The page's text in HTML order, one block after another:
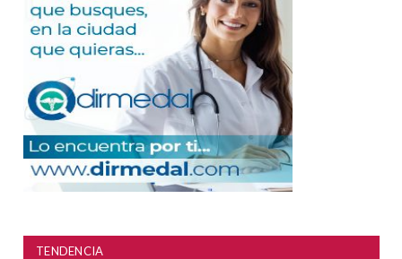
TENDENCIA